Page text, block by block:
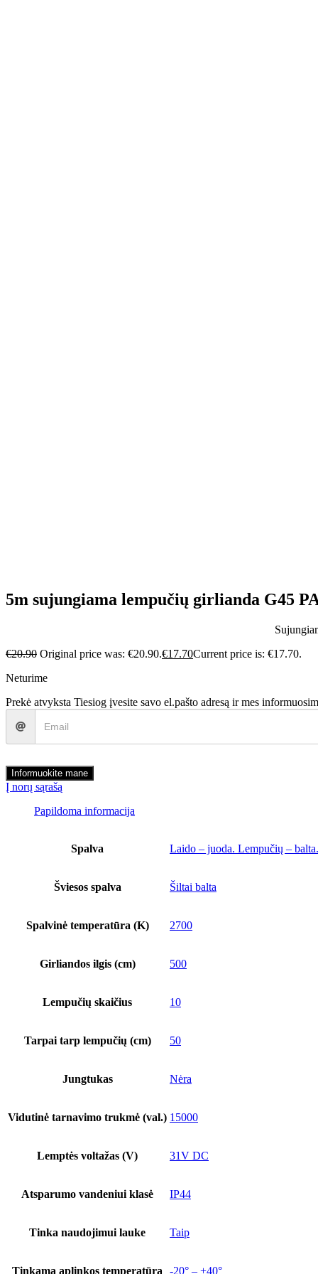
5m sujungiama lempučių girlianda G45
€20.90 Original price was: €20.90.€17.70Current price is: €17.70.
Neturime
Prekė atvyksta Tiesiog įvesite savo el.pašto adresą ir mes
Informuokite mane
Į norų sąrašą
Papildoma informacija
Spalva Laido – juoda. Lempučių – balta.
Šviesos spalva Šiltai balta
Spalvinė temperatūra (K) 2700
Girliandos ilgis (cm) 500
Lempučių skaičius 10
Tarpai tarp lempučių (cm) 50
Jungtukas Nėra
Vidutinė tarnavimo trukmė (val.) 15000
Lemptės voltažas (V) 31V DC
Atsparumo vandeniui klasė IP44
Tinka naudojimui lauke Taip
Tinkama aplinkos temperatūra -20° – +40°